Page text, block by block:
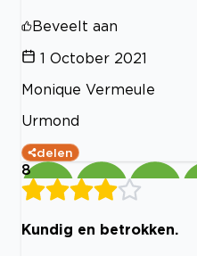
Beveelt aan
1 October 2021
Monique Vermeule
Urmond
delen
8
Kundig en betrokken.